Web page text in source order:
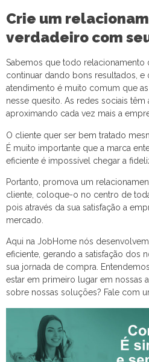
Crie um
verdadeiro com
Sabemos que todo relacionamento
continuar dando bons resultados, e
atendimento é muito comum que
nesse quesito. As redes sociais têm
aproximando cada vez mais a
O cliente quer ser bem tratado
É muito importante que a marca
eficiente é impossível chegar a
Portanto, promova um
cliente, coloque-o no centro de
pois através da sua satisfação a
mercado.
Aqui na JobHome nós
eficiente, gerando a satisfação dos
sua jornada de compra.
estar em primeiro lugar em nossas
sobre nossas soluções? Fale com